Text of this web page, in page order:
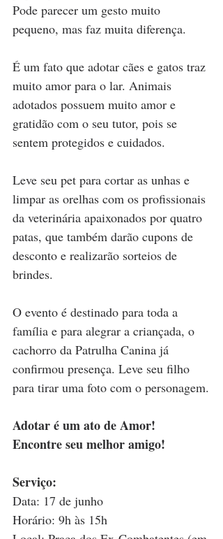
Pode parecer um gesto muito
pequeno, mas faz muita diferença.
É um fato que adotar cães e gatos traz
muito amor para o lar. Animais
adotados possuem muito amor e
gratidão com o seu tutor, pois se
sentem protegidos e cuidados.
Leve seu pet para cortar as unhas e
limpar as orelhas com os profissionais
da veterinária apaixonados por quatro
patas, que também darão cupons de
desconto e realizarão sorteios de
brindes.
O evento é destinado para toda a
família e para alegrar a criançada, o
cachorro da Patrulha Canina já
confirmou presença. Leve seu filho
para tirar uma foto com o personagem.
Adotar é um ato de Amor!
Encontre seu melhor amigo!
Serviço:
Data: 17 de junho
Horário: 9h às 15h